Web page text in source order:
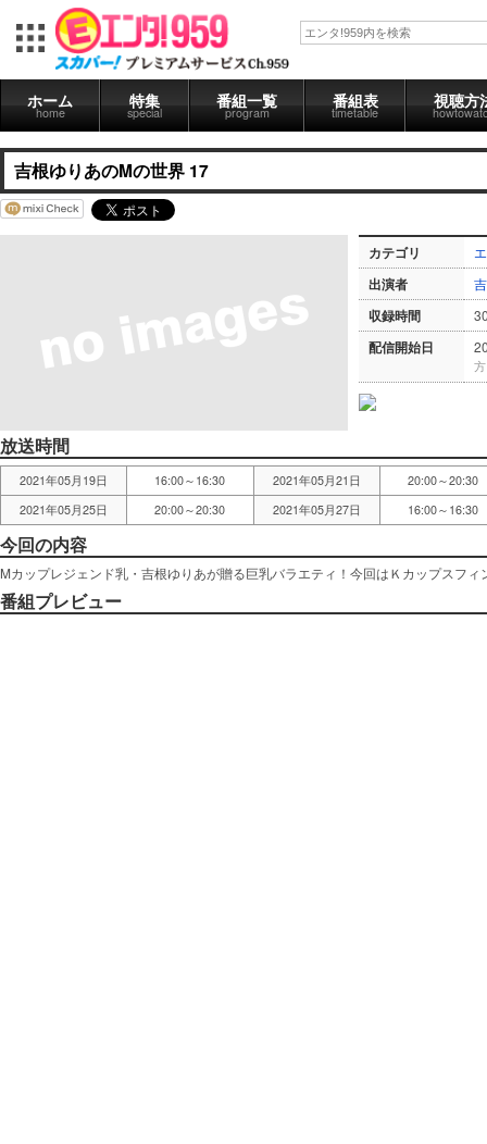
ホーム
home
特集
special
番組一覧
program
番組表
timetable
視聴方
吉根ゆりあのMの世界 17
カテゴリ
出演者
収録時間
配信開始日
方
放送時間
2021年05月19日 16:00～16:30 2021年05月21日
20:00～20:30
2021年05月25日
20:00～20:30 2021年05月27日 16:00～16:30
今回の内容
Mカップレジェンド乳・吉根ゆりあが贈る巨乳バラエティ！今回はＫカップスフ
番組プレビュー